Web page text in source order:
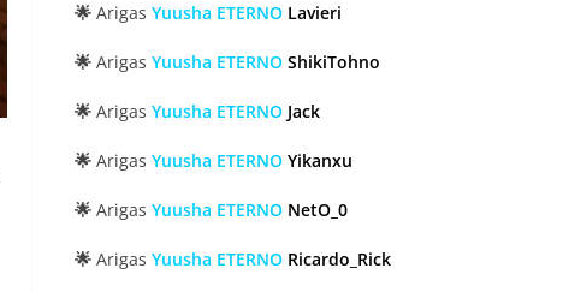
🌟 Arigas Yuusha ETERNO Lavieri
🌟 Arigas Yuusha ETERNO ShikiTohno
🌟 Arigas Yuusha ETERNO Jack
🌟 Arigas Yuusha ETERNO Yikanxu
🌟 Arigas Yuusha ETERNO NetO_0
🌟 Arigas Yuusha ETERNO Ricardo_Rick